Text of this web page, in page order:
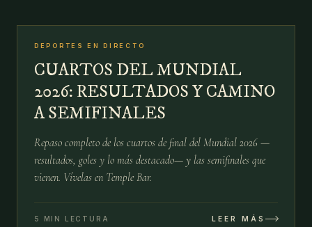
13 JUL
DEPORTES EN DIRECTO
CUARTOS DEL MUNDIAL
2026: RESULTADOS Y CAMINO
A SEMIFINALES
Repaso completo de los cuartos de final del Mundial 2026 —
resultados, goles y lo más destacado— y las semifinales que
vienen. Vívelas en Temple Bar.
5 MIN LECTURA LEER MÁS